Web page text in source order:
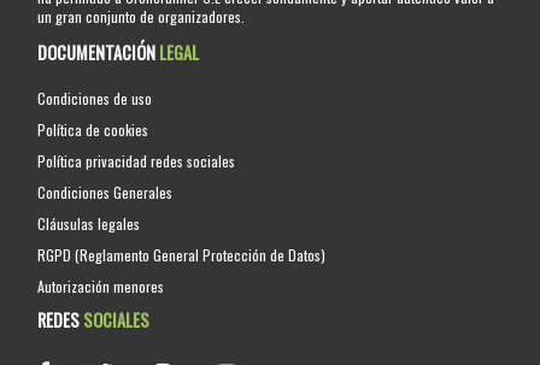
un gran conjunto de organizadores.
DOCUMENTACIÓNLEGAL
Condiciones de uso
Política de cookies
Política privacidad redes sociales
Condiciones Generales
Cláusulas legales
RGPD (Reglamento General Protección de Datos)
Autorización menores
REDESSOCIALES